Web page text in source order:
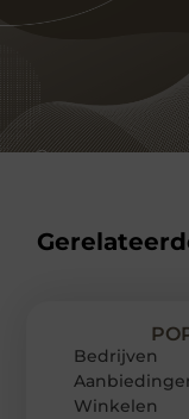
Bedrijven
Winkelen